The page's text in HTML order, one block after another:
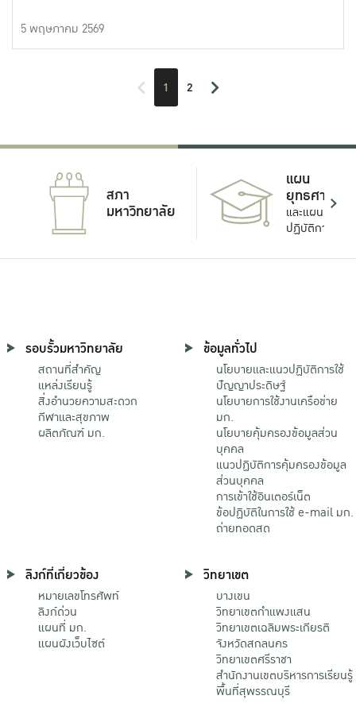
5 พฤษภาคม 2569
1 2
สภา
มหาวิทยาลัย
แผน
ยุทธศาสตร์
และแผน
ปฏิบัติการ
รอบรั้วมหาวิทยาลัย
สถานที่สำคัญ
แหล่งเรียนรู้
สิ่งอำนวยความสะดวก
กีฬาและสุขภาพ
ผลิตภัณฑ์ มก.
ข้อมูลทั่วไป
นโยบายและแนวปฏิบัติการใช้
ปัญญาประดิษฐ์
นโยบายการใช้งานเครือข่าย
มก.
นโยบายคุ้มครองข้อมูลส่วน
บุคคล
แนวปฏิบัติการคุ้มครองข้อมูล
ส่วนบุคคล
การเข้าใช้อินเตอร์เน็ต
ข้อปฏิบัติในการใช้ e-mail มก.
ถ่ายทอดสด
ลิงก์ที่เกี่ยวข้อง
หมายเลขโทรศัพท์
ลิงก์ด่วน
แผนที่ มก.
แผนผังเว็บไซต์
วิทยาเขต
บางเขน
วิทยาเขตกําแพงแสน
วิทยาเขตเฉลิมพระเกียรติ
จังหวัดสกลนคร
วิทยาเขตศรีราชา
สำนักงานเขตบริหารการเรียนรู้
พื้นที่สุพรรณบุรี